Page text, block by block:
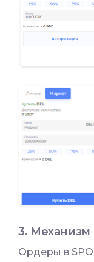
3.
Ордеры в